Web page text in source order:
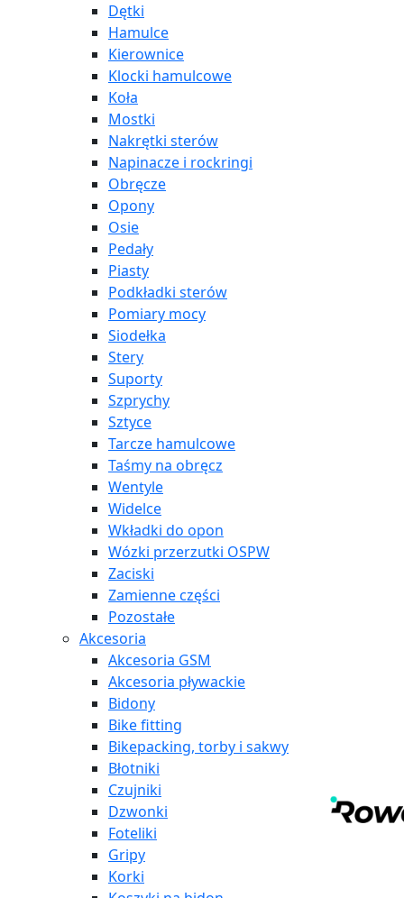
Dętki
Hamulce
Kierownice
Klocki hamulcowe
Koła
Mostki
Nakrętki sterów
Napinacze i rockringi
Obręcze
Opony
Osie
Pedały
Piasty
Podkładki sterów
Pomiary mocy
Siodełka
Stery
Suporty
Szprychy
Sztyce
Tarcze hamulcowe
Taśmy na obręcz
Wentyle
Widelce
Wkładki do opon
Wózki przerzutki OSPW
Zaciski
Zamienne części
Pozostałe
Akcesoria
Akcesoria GSM
Akcesoria pływackie
Bidony
Bike fitting
Bikepacking, torby i sakwy
Błotniki
Czujniki
Dzwonki
Foteliki
Gripy
Korki